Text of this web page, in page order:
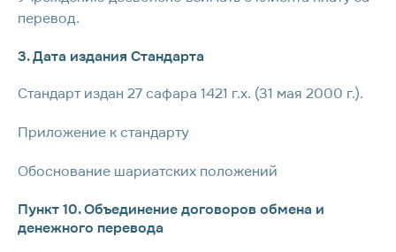
перевод.
3. Дата издания Стандарта
Стандарт издан 27 сафара 1421 г.х. (31 мая 2000 г.).
Приложение к стандарту
Обоснование шариатских положений
Пункт 10. Объединение договоров обмена и
денежного перевода